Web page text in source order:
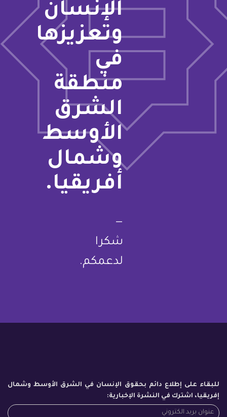
الإنسان
وتعزيزها
في
منطقة
الشرق
الأوسط
وشمال
أفريقيا.
—
شكرا
لدعمكم.
للبقاء على إطلاع دائم بحقوق الإنسان في الشرق الأوسط وشمال
إفريقيا، اشترك في النشرة الإخبارية: